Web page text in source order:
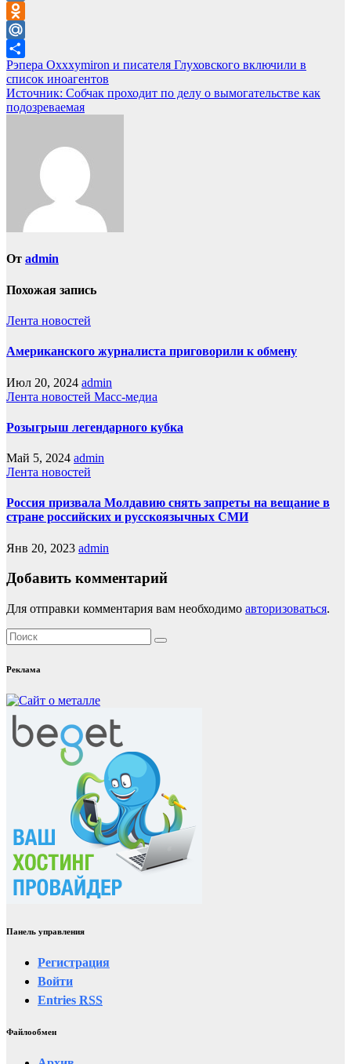
VK
Odnoklassniki
Mail.Ru
Отправить
Навигация
по
записям
Рэпера Oxxxymiron и писателя Глуховского включили в
список иноагентов
Источник: Собчак проходит по делу о вымогательстве как
подозреваемая
От admin
Похожая запись
Лента новостей
Американского журналиста приговорили к обмену
Июл 20, 2024 admin
Лента новостей Масс-медиа
Розыгрыш легендарного кубка
Май 5, 2024 admin
Лента новостей
Россия призвала Молдавию снять запреты на вещание в
стране российских и русскоязычных СМИ
Янв 20, 2023 admin
Добавить комментарий
Для отправки комментария вам необходимо авторизоваться.
Реклама
Панель управления
Регистрация
Войти
Entries RSS
Файлообмен